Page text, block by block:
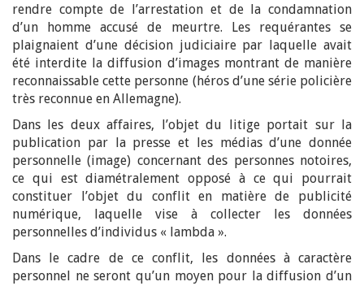
rendre compte de l’arrestation et de la condamnation
d’un homme accusé de meurtre. Les requérantes se
plaignaient d’une décision judiciaire par laquelle avait
été interdite la diffusion d’images montrant de manière
reconnaissable cette personne (héros d’une série policière
très reconnue en Allemagne).
Dans les deux affaires, l’objet du litige portait sur la
publication par la presse et les médias d’une donnée
personnelle (image) concernant des personnes notoires,
ce qui est diamétralement opposé à ce qui pourrait
constituer l’objet du conflit en matière de publicité
numérique, laquelle vise à collecter les données
personnelles d’individus « lambda ».
Dans le cadre de ce conflit, les données à caractère
personnel ne seront qu’un moyen pour la diffusion d’un